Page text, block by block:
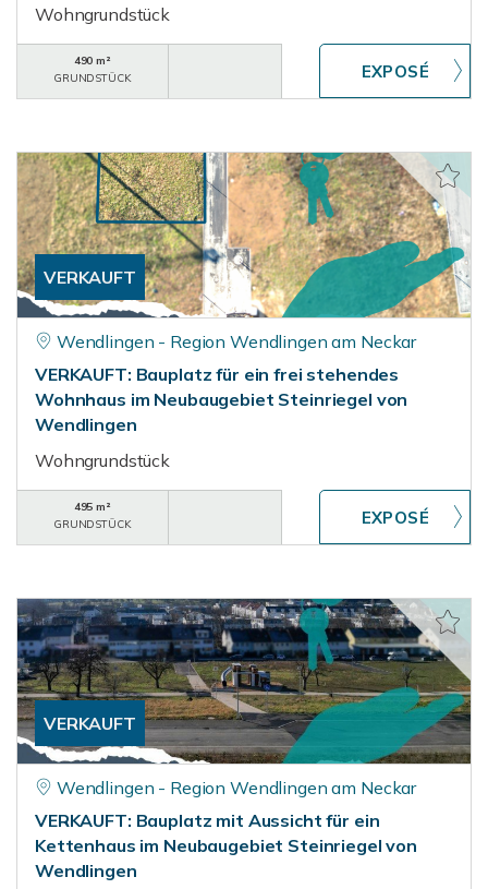
Wohngrundstück
490 m²
GRUNDSTÜCK
VERKAUFT
Wendlingen - Region Wendlingen am Neckar
VERKAUFT: Bauplatz für ein frei stehendes
Wohnhaus im Neubaugebiet Steinriegel von
Wendlingen
Wohngrundstück
495 m²
GRUNDSTÜCK
VERKAUFT
Wendlingen - Region Wendlingen am Neckar
VERKAUFT: Bauplatz mit Aussicht für ein
Kettenhaus im Neubaugebiet Steinriegel von
Wendlingen